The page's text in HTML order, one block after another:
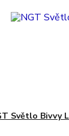
Světlo Bivvy